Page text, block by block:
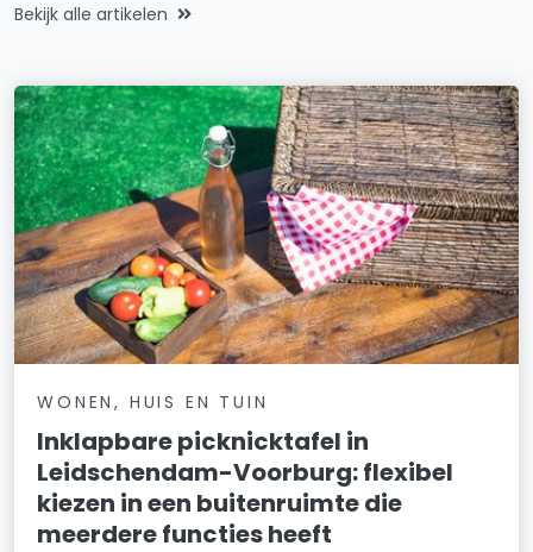
Bekijk alle artikelen
WONEN, HUIS EN TUIN
Inklapbare picknicktafel in
Leidschendam-Voorburg: flexibel
kiezen in een buitenruimte die
meerdere functies heeft